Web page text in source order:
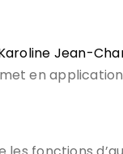
Jean-
en